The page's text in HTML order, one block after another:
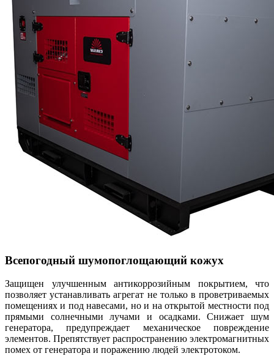
Всепогодный шумопоглощающий кожух
Защищен улучшенным антикоррозийным покрытием, что
позволяет устанавливать агрегат не только в проветриваемых
помещениях и под навесами, но и на открытой местности под
прямыми солнечными лучами и осадками. Снижает шум
генератора, предупреждает механическое повреждение
элементов. Препятствует распространению электромагнитных
помех от генератора и поражению людей электротоком.